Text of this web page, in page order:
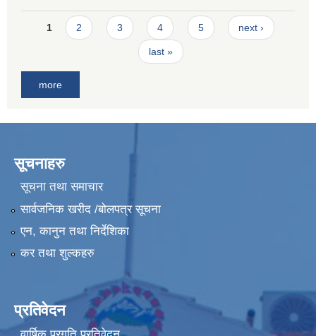
Pages
1 2 3 4 5 next ›
last »
more
सूचनाहरु
सूचना तथा समाचार
सार्वजनिक खरीद /बोलपत्र सूचना
एन, कानुन तथा निर्देशिका
कर तथा शुल्कहरु
प्रतिवेदन